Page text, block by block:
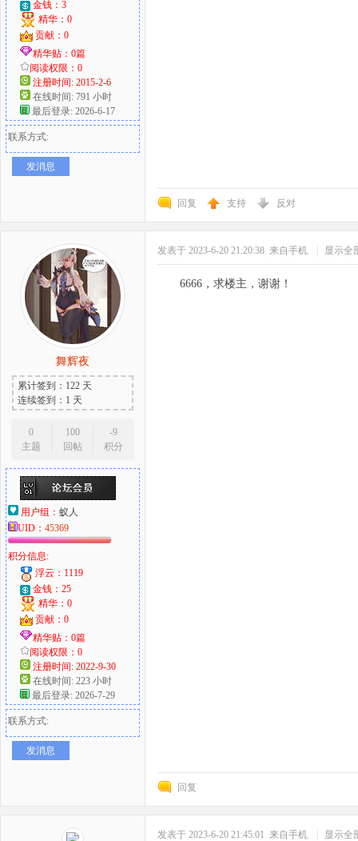
金钱：3
精华：0
贡献：0
精华贴：0篇
阅读权限：0
注册时间: 2015-2-6
在线时间: 791 小时
最后登录: 2026-6-17
联系方式:
发消息
回复 支持 反对
舞辉夜
累计签到：122 天
连续签到：1 天
0
主题
100
回帖
-9
积分
用户组： 蚁人
UID： 45369
积分信息:
浮云：1119
金钱：25
精华：0
贡献：0
精华贴：0篇
阅读权限：0
注册时间: 2022-9-30
在线时间: 223 小时
最后登录: 2026-7-29
联系方式:
发消息
发表于 2023-6-20 21:20:38 来自手机 显示全
6666，求楼主，谢谢！
回复
发表于 2023-6-20 21:45:01 来自手机 显示全